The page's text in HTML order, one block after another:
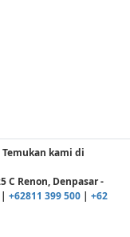
kami di
C Renon, Denpasar -
+62811 399 500 | +62